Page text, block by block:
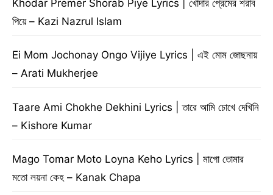
Khodar Premer Shorab Piye Lyrics | খোদার প্রেমের শরাব
পিয়ে – Kazi Nazrul Islam
Ei Mom Jochonay Ongo Vijiye Lyrics | এই মোম জোছনায়
– Arati Mukherjee
Taare Ami Chokhe Dekhini Lyrics | তারে আমি চোখে দেখিনি
– Kishore Kumar
Mago Tomar Moto Loyna Keho Lyrics | মাগো তোমার
মতো লয়না কেহ – Kanak Chapa